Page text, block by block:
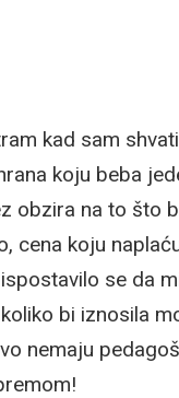
kad sam
koju beba
obzira na to što
cena koju
se da
bi iznosila
nemaju